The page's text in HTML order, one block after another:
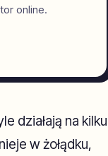
online.
działają na kilku
w żołądku,